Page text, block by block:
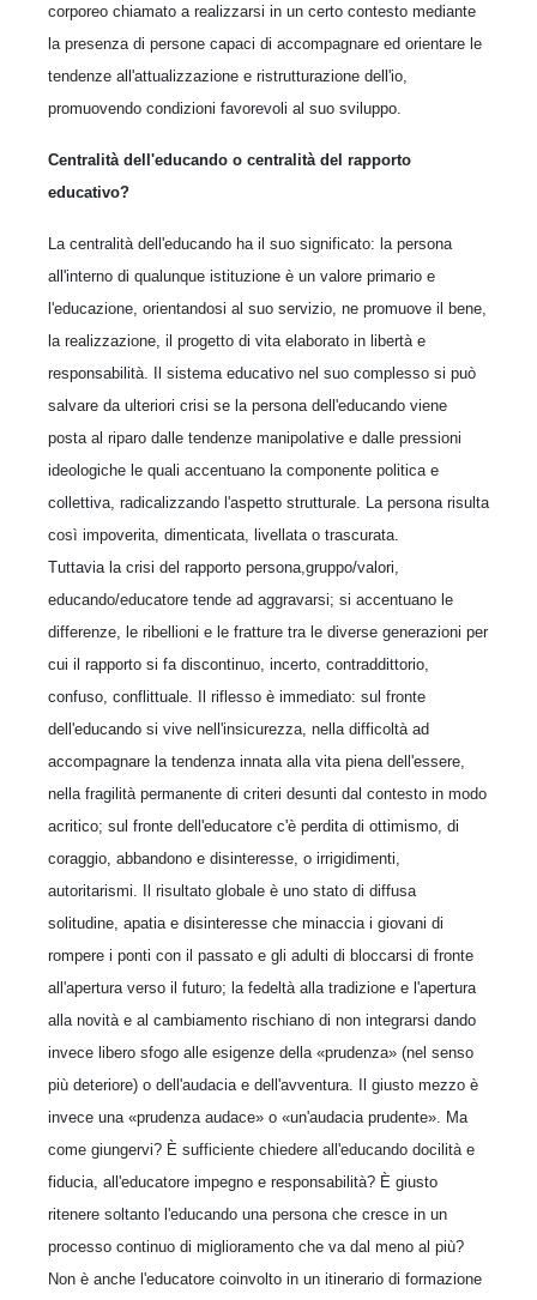
corporeo chiamato a realizzarsi in un certo contesto mediante
la presenza di persone capaci di accompagnare ed orientare le
tendenze all'attualizzazione e ristrutturazione dell'io,
promuovendo condizioni favorevoli al suo sviluppo.
Centralità dell'educando o centralità del rapporto
educativo?
La centralità dell'educando ha il suo significato: la persona
all'interno di qualunque istituzione è un valore primario e
l'educazione, orientandosi al suo servizio, ne promuove il bene,
la realizzazione, il progetto di vita elaborato in libertà e
responsabilità. Il sistema educativo nel suo complesso si può
salvare da ulteriori crisi se la persona dell'educando viene
posta al riparo dalle tendenze manipolative e dalle pressioni
ideologiche le quali accentuano la componente politica e
collettiva, radicalizzando l'aspetto strutturale. La persona risulta
così impoverita, dimenticata, livellata o trascurata.
Tuttavia la crisi del rapporto persona,gruppo/valori,
educando/educatore tende ad aggravarsi; si accentuano le
differenze, le ribellioni e le fratture tra le diverse generazioni per
cui il rapporto si fa discontinuo, incerto, contraddittorio,
confuso, conflittuale. Il riflesso è immediato: sul fronte
dell'educando si vive nell'insicurezza, nella difficoltà ad
accompagnare la tendenza innata alla vita piena dell'essere,
nella fragilità permanente di criteri desunti dal contesto in modo
acritico; sul fronte dell'educatore c'è perdita di ottimismo, di
coraggio, abbandono e disinteresse, o irrigidimenti,
autoritarismi. Il risultato globale è uno stato di diffusa
solitudine, apatia e disinteresse che minaccia i giovani di
rompere i ponti con il passato e gli adulti di bloccarsi di fronte
all'apertura verso il futuro; la fedeltà alla tradizione e l'apertura
alla novità e al cambiamento rischiano di non integrarsi dando
invece libero sfogo alle esigenze della «prudenza» (nel senso
più deteriore) o dell'audacia e dell'avventura. Il giusto mezzo è
invece una «prudenza audace» o «un'audacia prudente». Ma
come giungervi? È sufficiente chiedere all'educando docilità e
fiducia, all'educatore impegno e responsabilità? È giusto
ritenere soltanto l'educando una persona che cresce in un
processo continuo di miglioramento che va dal meno al più?
Non è anche l'educatore coinvolto in un itinerario di formazione